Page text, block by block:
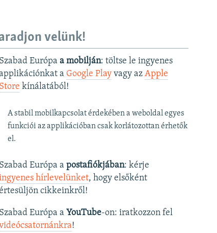
velünk!
Szabad Európa a mobilján: töltse le ingyenes
a Google Playvagy az Apple
Store kínálatából!
A stabil mobilkapcsolat érdekében a weboldal egyes
funkciói az applikációban csak korlátozottan érhetők
el.
Szabad Európa a postafiókjában: kérje
hírlevelünket, hogy elsőként
cikkeinkről!
Szabad Európa a YouTube-on: iratkozzon fel
!